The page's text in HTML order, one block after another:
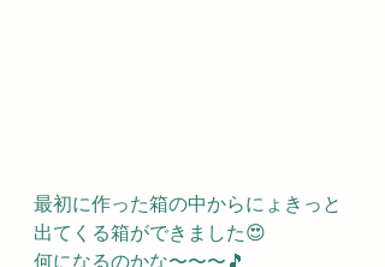
最初に作った箱の中からにょきっと
出てくる箱ができました😍
何になるのかな〜〜〜🎵